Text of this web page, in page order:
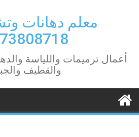
معلم دهانات
أعمال ترميمات واللياسة
والقطيف